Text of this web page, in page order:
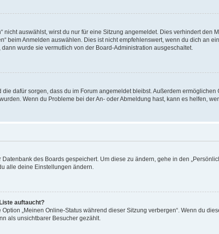
nicht auswählst, wirst du nur für eine Sitzung angemeldet. Dies verhindert den
beim Anmelden auswählen. Dies ist nicht empfehlenswert, wenn du dich an
wurde sie vermutlich von der Board-Administration ausgeschaltet.
die dafür sorgen, dass du im Forum angemeldet bleibst. Außerdem
Wenn du Probleme bei der An- oder Abmeldung hast, kann es helfen,
des Boards gespeichert. Um diese zu ändern, gehe in den
alle deine Einstellungen ändern.
auftaucht?
„Meinen Online-Status während dieser Sitzung verbergen“. Wenn du
als unsichtbarer Besucher gezählt.